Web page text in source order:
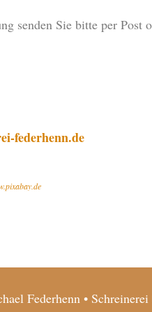
senden Sie bitte per Post
federhenn.de
Federhenn •